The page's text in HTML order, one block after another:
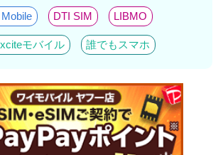
DTI SIM LIBMO
モバイル 誰でもスマホ